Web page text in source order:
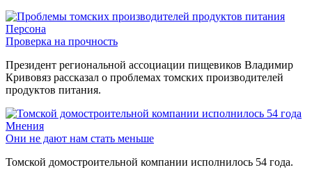
Персона
Проверка на прочность
Президент региональной ассоциации пищевиков Владимир
Кривовяз рассказал о проблемах томских производителей
продуктов питания.
Мнения
Они не дают нам стать меньше
Томской домостроительной компании исполнилось 54 года.